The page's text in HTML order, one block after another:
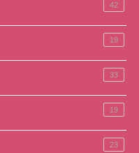
42
19
33
19
23